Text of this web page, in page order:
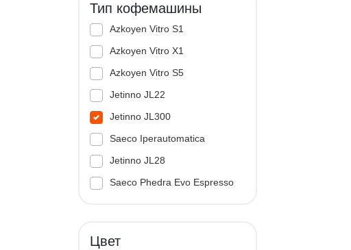
Тип кофемашины
Azkoyen Vitro S1
Azkoyen Vitro X1
Azkoyen Vitro S5
Jetinno JL22
Jetinno JL300
Saeco Iperautomatica
Jetinno JL28
Saeco Phedra Evo Espresso
Цвет